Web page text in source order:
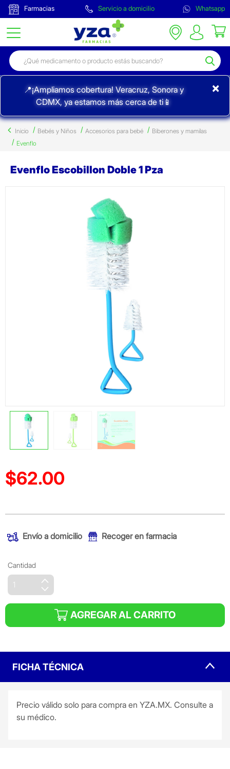
Farmacias Servicio a domicilio Whatsapp
📍¡Ampliamos cobertura! Veracruz, Sonora y
CDMX, ya estamos más cerca de ti📱
×
Inicio Bebés y Niños Accesorios para bebé
Biberones y mamilas
Evenflo
Evenflo Escobillon Doble 1 Pza
Precio reducido de
$62.00
Envío a domicilio Recoger en farmacia
Cantidad
AGREGAR AL CARRITO
FICHA TÉCNICA
Precio válido solo para compra en YZA.MX. Consulte a
su médico.